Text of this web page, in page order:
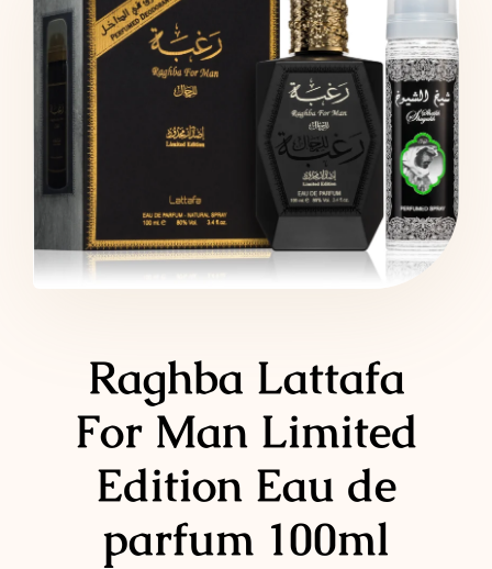
HOMBRE
MUJER
MUESTRAS
LATTAFA
MARCAS
Raghba Lattafa
For Man Limited
Edition Eau de
parfum 100ml